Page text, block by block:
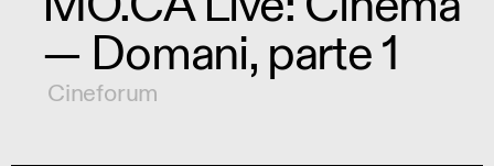
— Domani, parte 1
Cineforum